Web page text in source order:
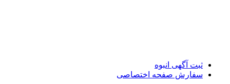
ثبت آگهی انبوه
سفارش صفحه اختصاصی